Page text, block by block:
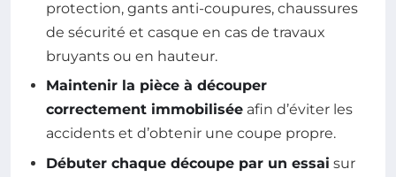
protection, gants anti-coupures, chaussures
de sécurité et casque en cas de travaux
bruyants ou en hauteur.
Maintenir la pièce à découper
correctement immobilisée afin d’éviter les
accidents et d’obtenir une coupe propre.
Débuter chaque découpe par un essai sur